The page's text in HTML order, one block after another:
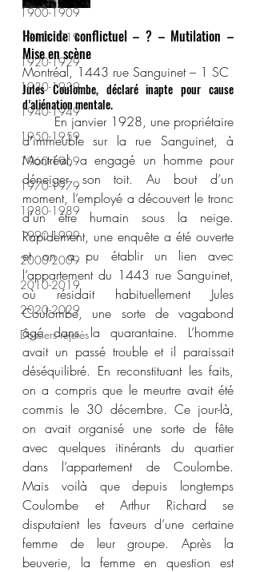
1900-1909
1910-1919
1920-1929
1930-1939
1940-1949
1950-1959
1960-1969
1970-1979
1980-1989
1990-1999
2000-2009
2010-2019
2020-2029
Dossiers rejetés
Homicide conflictuel – ? – Mutilation –
Mise en scène
Montréal, 1443 rue Sanguinet – 1 SC
Jules Coulombe, déclaré inapte pour cause
d’aliénation mentale.
	En janvier 1928, une propriétaire
d’immeuble sur la rue Sanguinet, à
Montréal, a engagé un homme pour
déneiger son toit. Au bout d’un
moment, l’employé a découvert le tronc
d’un être humain sous la neige.
Rapidement, une enquête a été ouverte
et on a pu établir un lien avec
l’appartement du 1443 rue Sanguinet,
où résidait habituellement Jules
Coulombe, une sorte de vagabond
âgé dans la quarantaine. L’homme
avait un passé trouble et il paraissait
déséquilibré. En reconstituant les faits,
on a compris que le meurtre avait été
commis le 30 décembre. Ce jour-là,
on avait organisé une sorte de fête
avec quelques itinérants du quartier
dans l’appartement de Coulombe.
Mais voilà que depuis longtemps
Coulombe et Arthur Richard se
disputaient les faveurs d’une certaine
femme de leur groupe. Après la
beuverie, la femme en question est